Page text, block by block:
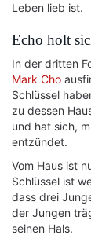
Leben lieb ist.
Echo holt
In der dritten
Mark Cho
Schlüssel
zu dessen
und hat sich,
entzündet.
Vom Haus ist
Schlüssel ist
dass drei
der Jungen
seinen Hals.